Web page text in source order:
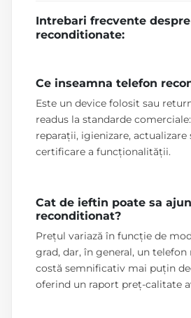
Intrebari frecvente
reconditionate:
Ce inseamna telefon
Este un device folosit sau
readus la standarde
reparații, igienizare, actualizare
certificare a funcționalității.
Cat de ieftin poate sa
reconditionat?
Prețul variază în funcție de
grad, dar, în general, un
costă semnificativ mai puțin
oferind un raport preț-calitate